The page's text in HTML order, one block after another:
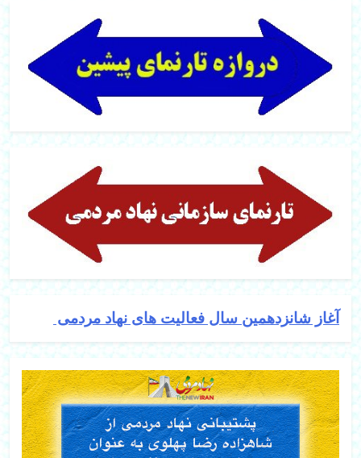
آغاز شانزدهمین سال فعالیت های نهاد مردمی